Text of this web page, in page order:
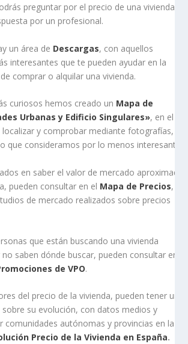
preguntar por el precio de una vivienda y
por un profesional.
un área de Descargas, con aquellos
interesantes que te pueden ayudar en la
comprar o alquilar una vivienda.
curiosos hemos creado un Mapa de
Urbanas y Edificio Singulares», en el
localizar y comprobar mediante fotografías,
que consideramos por lo menos interesante.
en saber el valor de mercado aproximado
pueden consultar en el Mapa de Precios,
de mercado realizados sobre precios
que están buscando una vivienda
saben dónde buscar, pueden consultar en el
de VPO.
del precio de la vivienda, pueden tener una
su evolución, con datos medios y
comunidades autónomas y provincias en la
Precio de la Vivienda en España.